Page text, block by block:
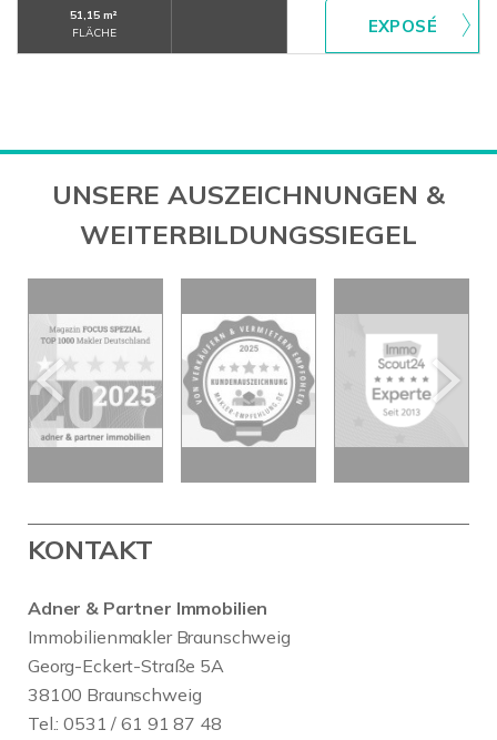
51,15 m²
FLÄCHE
UNSERE AUSZEICHNUNGEN &
WEITERBILDUNGSSIEGEL
KONTAKT
Adner & Partner Immobilien
Immobilienmakler Braunschweig
Georg-Eckert-Straße 5A
38100 Braunschweig
Tel.: 0531 / 61 91 87 48